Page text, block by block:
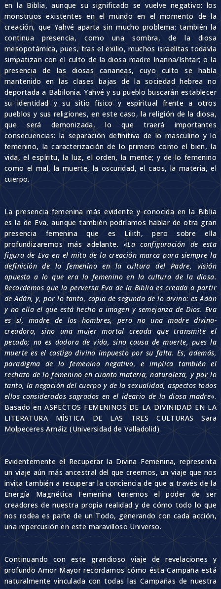
en la Biblia, aunque su significado se vuelve negativo: los
monstruos existentes en el mundo en el momento de la
creación, que Yahvé aparta sin mucho problema; también la
continua presencia, como una sombra, de la diosa
mesopotámica, pues, tras el exilio, muchos israelitas todavía
simpatizan con el culto de la diosa madre Inanna/Ishtar; o la
presencia de las diosas cananeas, cuyo culto se había
mantenido en las clases bajas de la sociedad hebrea no
deportada a Babilonia. Yahvé y su pueblo buscarán establecer
su identidad y su sitio físico y espiritual frente a otros
pueblos y sus religiones, en este caso, la religión de la diosa,
que será demonizada, lo que traerá importantes
consecuencias: la separación definitiva de lo masculino y lo
femenino, la caracterización de lo primero como el bien, la
vida, el espíritu, la luz, el orden, la mente; y de lo femenino
como el mal, la muerte, la oscuridad, el caos, la materia, el
cuerpo.
La presencia femenina más evidente y conocida en la Biblia
es la de Eva, aunque también podríamos hablar de otra gran
presencia femenina que es Lilith, pero sobre ella
profundizaremos más adelante. «La configuración de esta
figura de Eva en el mito de la creación marca para siempre la
definición de lo femenino en la cultura del Padre, visión
opuesta a lo que era lo femenino en la cultura de la diosa.
Recordemos que la perversa Eva de la Biblia es creada a partir
de Adán, y, por lo tanto, copia de segunda de lo divino: es Adán
y no ella el que está hecho a imagen y semejanza de Dios. Eva
es sí, madre de los hombres, pero no una madre divina-
creadora, sino una mujer mortal creada que transmite el
pecado; no es dadora de vida, sino causa de muerte, pues la
muerte es el castigo divino impuesto por su falta. Es, además,
paradigma de lo femenino negativo, e implica también el
rechazo de lo femenino en cuanto materia, naturaleza, y por lo
tanto, la negación del cuerpo y de la sexualidad, aspectos todos
ellos considerados sagrados en el ideario de la diosa madre«.
Basado en ASPECTOS FEMENINOS DE LA DIVINIDAD EN LA
LITERATURA MÍSTICA DE LAS TRES CULTURAS Sara
Molpeceres Arnáiz (Universidad de Valladolid).
Evidentemente el Recuperar la Divina Femenina, representa
un viaje aún más ancestral del que creemos, un viaje que nos
invita también a recuperar la conciencia de que a través de la
Energía Magnética Femenina tenemos el poder de ser
creadores de nuestra propia realidad y de cómo todo lo que
nos rodea es parte de un Todo, generando con cada acción,
una repercusión en este maravilloso Universo.
Continuando con este grandioso viaje de revelaciones y
profundo Amor Mayor recordamos cómo ésta Campaña está
naturalmente vinculada con todas las Campañas de nuestra